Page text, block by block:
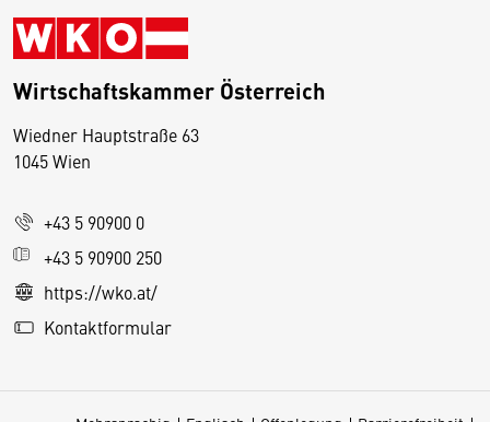
Wirtschaftskammer Österreich
Wiedner Hauptstraße 63
1045 Wien
+43 5 90900 0
+43 5 90900 250
https://wko.at/
Kontaktformular
D
s
e
S
e